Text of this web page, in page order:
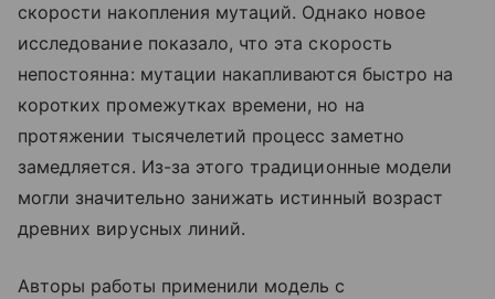
скорости накопления мутаций. Однако новое
исследование показало, что эта скорость
непостоянна: мутации накапливаются быстро на
коротких промежутках времени, но на
протяжении тысячелетий процесс заметно
замедляется. Из-за этого традиционные модели
могли значительно занижать истинный возраст
древних вирусных линий.
Авторы работы применили модель с